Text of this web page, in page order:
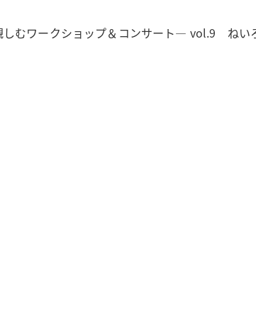
むワークショップ＆コンサート― vol.9 ねい